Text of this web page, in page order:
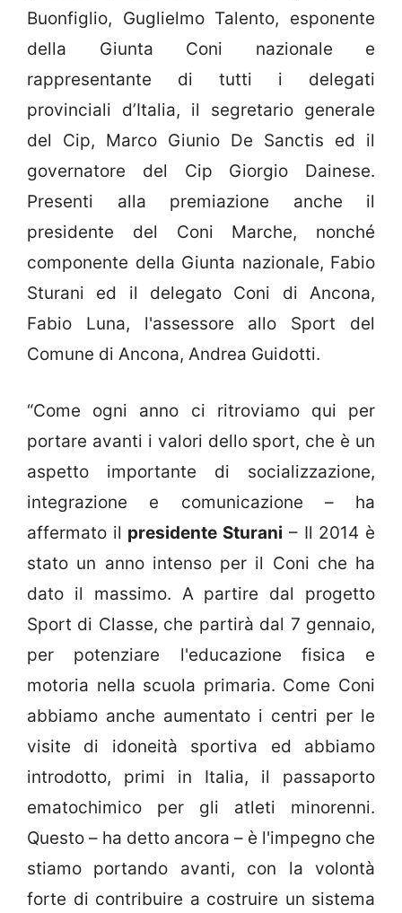
Buonfiglio, Guglielmo Talento, esponente
della Giunta Coni nazionale e
rappresentante di tutti i delegati
provinciali d’Italia, il segretario generale
del Cip, Marco Giunio De Sanctis ed il
governatore del Cip Giorgio Dainese.
Presenti alla premiazione anche il
presidente del Coni Marche, nonché
componente della Giunta nazionale, Fabio
Sturani ed il delegato Coni di Ancona,
Fabio Luna, l'assessore allo Sport del
Comune di Ancona, Andrea Guidotti.
“Come ogni anno ci ritroviamo qui per
portare avanti i valori dello sport, che è un
aspetto importante di socializzazione,
integrazione e comunicazione – ha
affermato il presidente Sturani – Il 2014 è
stato un anno intenso per il Coni che ha
dato il massimo. A partire dal progetto
Sport di Classe, che partirà dal 7 gennaio,
per potenziare l'educazione fisica e
motoria nella scuola primaria. Come Coni
abbiamo anche aumentato i centri per le
visite di idoneità sportiva ed abbiamo
introdotto, primi in Italia, il passaporto
ematochimico per gli atleti minorenni.
Questo – ha detto ancora – è l'impegno che
stiamo portando avanti, con la volontà
forte di contribuire a costruire un sistema